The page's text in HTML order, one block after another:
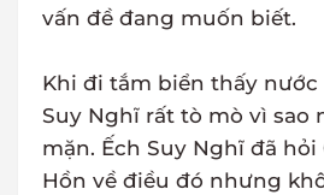
vấn đề đang muốn biết.
Khi đi tắm biển thấy nước
Suy Nghĩ rất tò mò vì sao
mặn. Ếch Suy Nghĩ đã hỏi
Hồn về điều đó nhưng